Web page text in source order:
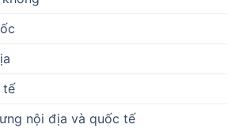
tế
nội địa và quốc tế